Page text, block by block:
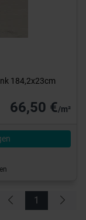
184,2x23cm
66,50 €/m²
1